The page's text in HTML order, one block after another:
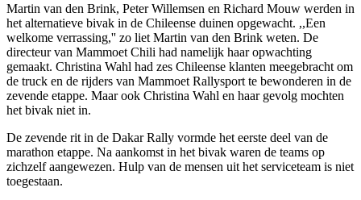
Martin van den Brink, Peter Willemsen en Richard Mouw werden in
het alternatieve bivak in de Chileense duinen opgewacht. ,,Een
welkome verrassing,'' zo liet Martin van den Brink weten. De
directeur van Mammoet Chili had namelijk haar opwachting
gemaakt. Christina Wahl had zes Chileense klanten meegebracht om
de truck en de rijders van Mammoet Rallysport te bewonderen in de
zevende etappe. Maar ook Christina Wahl en haar gevolg mochten
het bivak niet in.
De zevende rit in de Dakar Rally vormde het eerste deel van de
marathon etappe. Na aankomst in het bivak waren de teams op
zichzelf aangewezen. Hulp van de mensen uit het serviceteam is niet
toegestaan.